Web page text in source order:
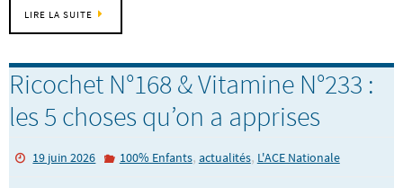
LIRE LA SUITE
Ricochet N°168 & Vitamine N°233 :
les 5 choses qu’on a apprises
19 juin 2026 100% Enfants, actualités, L'ACE Nationale